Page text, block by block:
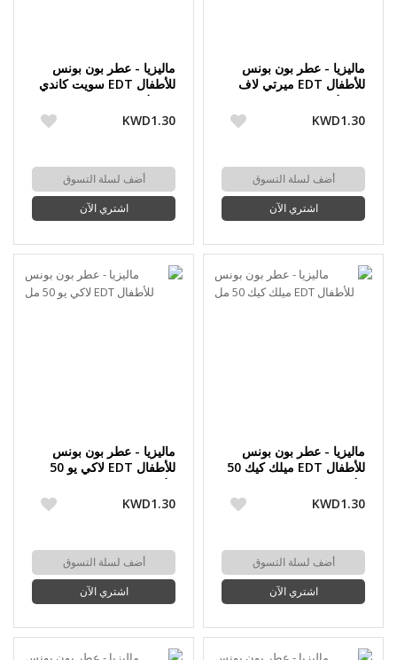
ماليزيا - عطر بون بونس
للأطفال EDT ميرتي لاف
KWD1.30
أضف لسلة التسوق
اشتري الآن
ماليزيا - عطر بون بونس
للأطفال EDT سويت كاندي
KWD1.30
أضف لسلة التسوق
اشتري الآن
ماليزيا - عطر بون بونس
للأطفال EDT ميلك كيك 50
مل
KWD1.30
أضف لسلة التسوق
اشتري الآن
ماليزيا - عطر بون بونس
للأطفال EDT لاكي يو 50
مل
KWD1.30
أضف لسلة التسوق
اشتري الآن